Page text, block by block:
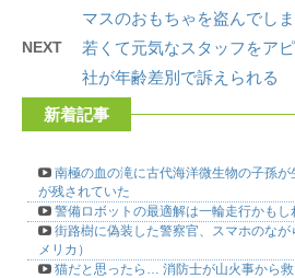
マスのおもちゃを盗んでしま
NEXT
若くて元気なスタッフをア
社が年齢差別で訴えられる
新着記事
南極の血の滝に古代海洋微生物の子孫
が残されていた
警備ロボットの最適解は一輪走行かもし
街路樹に偽装した警察官、スマホのな
メリカ）
猫だと思ったら… 消防士が山火事から